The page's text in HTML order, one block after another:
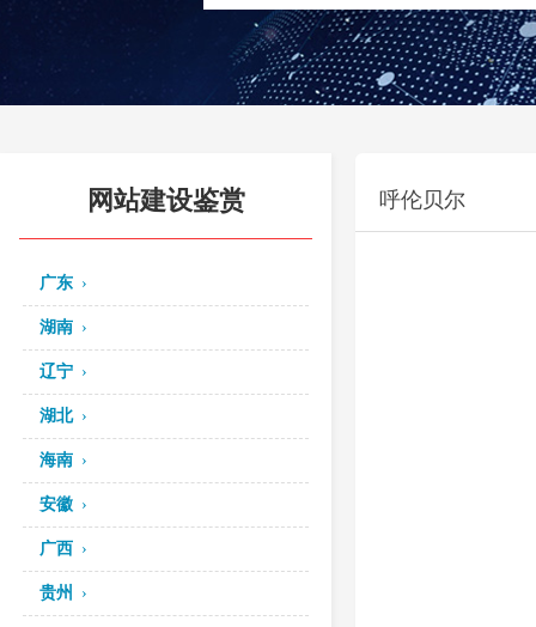
网站建设鉴赏
广东
湖南
辽宁
湖北
海南
安徽
广西
贵州
呼伦贝尔